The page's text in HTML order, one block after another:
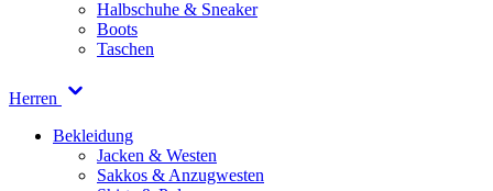
Halbschuhe & Sneaker
Boots
Taschen
Herren
Bekleidung
Jacken & Westen
Sakkos & Anzugwesten